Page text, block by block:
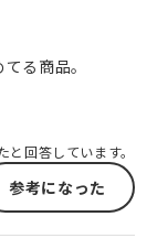
る商品。
回答しています。
参考になった